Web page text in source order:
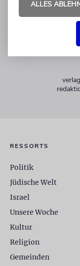
RESSORTS
Politik
Jüdische Welt
Israel
Unsere Woche
Kultur
Religion
Gemeinden
ALLES